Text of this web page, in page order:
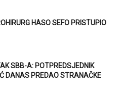
HASO SEFO PRISTUPIO
SBB-A: POTPREDSJEDNIK
DANAS PREDAO STRANAČKE